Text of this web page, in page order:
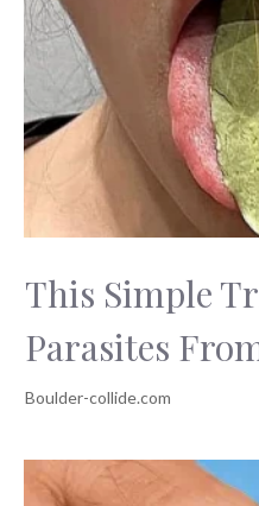
This Simple
Parasites